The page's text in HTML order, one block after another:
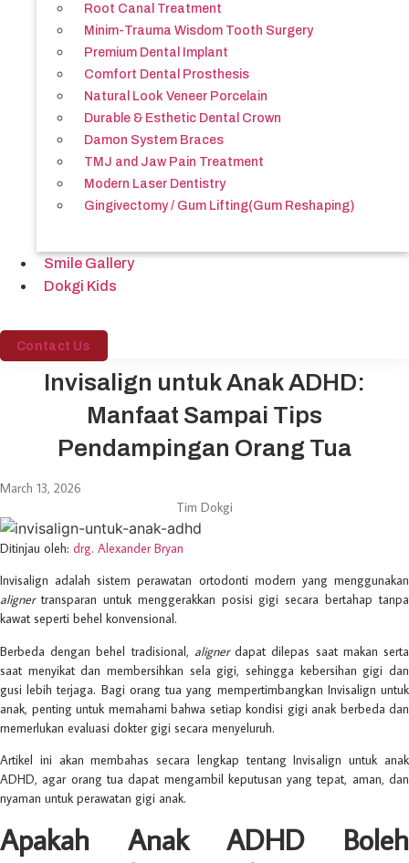
Root Canal Treatment
Minim-Trauma Wisdom Tooth Surgery
Premium Dental Implant
Comfort Dental Prosthesis
Natural Look Veneer Porcelain
Durable & Esthetic Dental Crown
Damon System Braces
TMJ and Jaw Pain Treatment
Modern Laser Dentistry
Gingivectomy / Gum Lifting(Gum Reshaping)
Smile Gallery
Dokgi Kids
Contact Us
Invisalign untuk Anak ADHD:
Manfaat Sampai Tips
Pendampingan Orang Tua
March 13, 2026
Tim Dokgi
Ditinjau oleh: drg. Alexander Bryan
Invisalign adalah sistem perawatan ortodonti modern yang menggunakan
alignertransparan untuk menggerakkan posisi gigi secara bertahap tanpa
kawat seperti behel konvensional.
Berbeda dengan behel tradisional, alignerdapat dilepas saat makan serta
saat menyikat dan membersihkan sela gigi, sehingga kebersihan gigi dan
gusi lebih terjaga. Bagi orang tua yang mempertimbangkan Invisalign untuk
anak, penting untuk memahami bahwa setiap kondisi gigi anak berbeda dan
memerlukan evaluasi dokter gigi secara menyeluruh.
Artikel ini akan membahas secara lengkap tentang Invisalign untuk anak
ADHD, agar orang tua dapat mengambil keputusan yang tepat, aman, dan
nyaman untuk perawatan gigi anak.
Apakah Anak ADHD Boleh